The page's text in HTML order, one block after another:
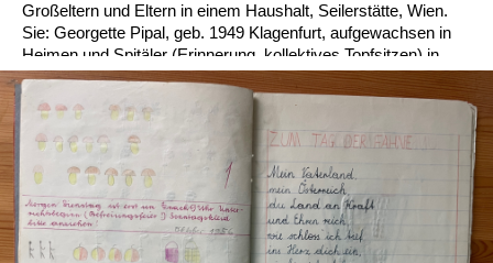
Großeltern und Eltern in einem Haushalt, Seilerstätte, Wien.
Sie: Georgette Pipal, geb. 1949 Klagenfurt, aufgewachsen in
Heimen und Spitäler (Erinnerung, kollektives Topfsitzen) in
Wien und NÖ, 1954/56 Adoptivfamilie. Er: Ein wohlbehütetes,
wohlgenährtes, übergewichtiges Kind; die Meinung der
abgemagerten Groß-Eltern, man braucht Reserven für alle
Fälle. Sie: 1951 abgenommenes, abgegebenes
Besatzungskind (Vater Brite, Mutter Deutsche in Ö.), in
Kinder-übernahmestelle der Stadt Wien, Lustkandelgasse
gelandet; Eltern und Adoption unbekannt; nach später
Recherche via Jugendamt Wien 1997 und Rotes Kreuz 2014
Daten zur eigenen Person erhalten. Er: Als Kind striktes